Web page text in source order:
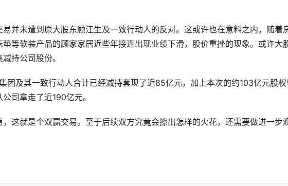
并未遭到原大股东顾江生及一致行动人的反对。这或许也在意料之内，随着
等软装产品的顾家家居近些年接连出现业绩下滑，股价重挫的现象。或许大
持公司股份。
团及其一致行动人合计已经减持套现了近85亿元，加上本次的约103亿元股
司拿走了近190亿元。
这就是个双赢交易。至于后续双方究竟会擦出怎样的火花，还需要做进一步